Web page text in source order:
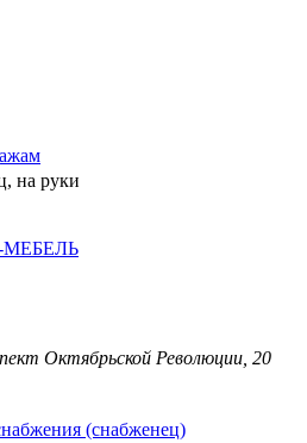
на руки
Октябрьской Революции, 20
(снабженец)